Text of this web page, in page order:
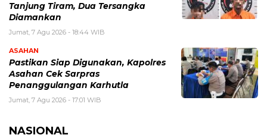
Tanjung Tiram, Dua Tersangka
Diamankan
Jumat, 7 Agu 2026 - 18:44 WIB
ASAHAN
Pastikan Siap Digunakan, Kapolres
Asahan Cek Sarpras
Penanggulangan Karhutla
Jumat, 7 Agu 2026 - 17:01 WIB
NASIONAL